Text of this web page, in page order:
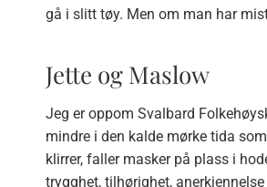
gå i slitt tøy. Men om man har
Jette og Maslow
Jeg er oppom Svalbard
mindre i den kalde mørke tida
klirrer, faller masker på plass i
trygghet, tilhørighet,